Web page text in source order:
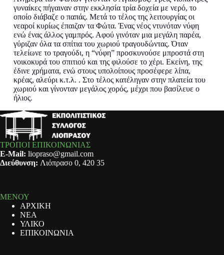
γυναίκες πήγαιναν στην εκκλησία τρία δοχεία με νερό, το
οποίο διάβαζε ο παπάς. Μετά το τέλος της λειτουργίας οι
νεαροί κυρίως έπαιζαν τα Φώτα. Ένας νέος ντυνόταν νύφη
ενώ ένας άλλος γαμπρός. Αφού γινόταν μια μεγάλη παρέα,
γύριζαν όλα τα σπίτια του χωριού τραγουδώντας. Όταν
τελείωνε το τραγούδι, η “νύφη” προσκυνούσε μπροστά στη
νοικοκυρά του σπιτιού και της φιλούσε το χέρι. Εκείνη, της
έδινε χρήματα, ενώ στους υπολοίπους προσέφερε λίπα,
κρέας, αλεύρι κ.τ.λ. . Στο τέλος κατέληγαν στην πλατεία του
χωριού και γίνονταν μεγάλος χορός, μέχρι που βασίλευε ο
ήλιος.
ΤΡΟΠΟΙ ΕΠΙΚΟΙΝΩΝΙΑΣ
E-Mail: liopraso@gmail.com
Διεύθυνση: Λιόπρασο 0, 420 35
ΜΕΝΟΥ
ΑΡΧΙΚΗ
ΝΕΑ
ΥΛΙΚΟ
ΕΠΙΚΟΙΝΩΝΙΑ